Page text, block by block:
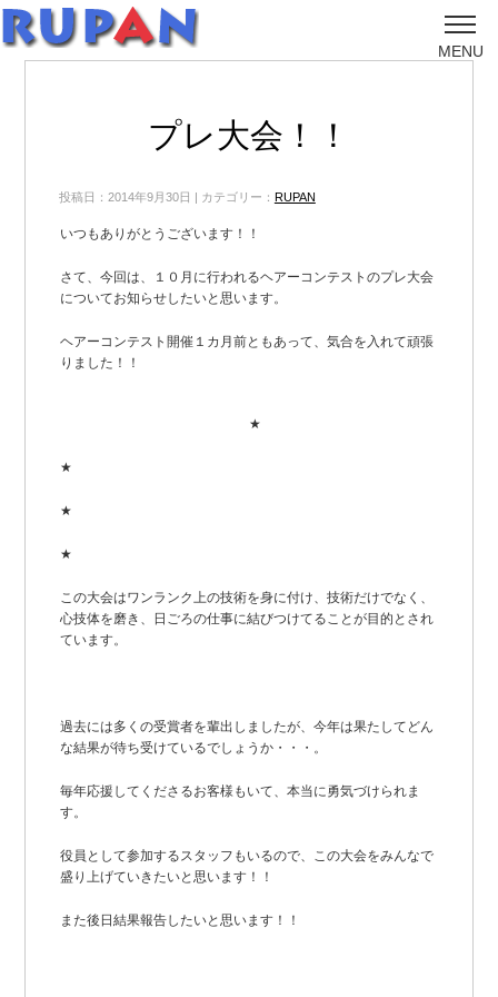
MENU
プレ大会！！
投稿日：2014年9月30日 | カテゴリー： RUPAN
いつもありがとうございます！！
さて、今回は、１０月に行われるヘアーコンテストのプレ大会
についてお知らせしたいと思います。
ヘアーコンテスト開催１カ月前ともあって、気合を入れて頑張
りました！！
★
★
★
★
この大会はワンランク上の技術を身に付け、技術だけでなく、
心技体を磨き、日ごろの仕事に結びつけてることが目的とされ
ています。
過去には多くの受賞者を輩出しましたが、今年は果たしてどん
な結果が待ち受けているでしょうか・・・。
毎年応援してくださるお客様もいて、本当に勇気づけられま
す。
役員として参加するスタッフもいるので、この大会をみんなで
盛り上げていきたいと思います！！
また後日結果報告したいと思います！！